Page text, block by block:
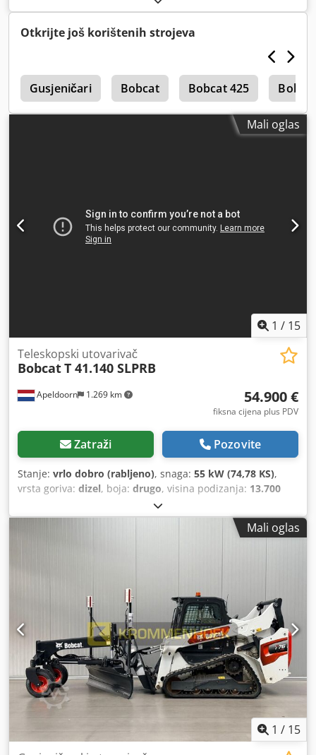
2023, radni sati:1.168 h, Oprema:klima-uređaj,
Otkrijte još korištenih strojeva
Gusjeničari Bobcat Bobcat 425
Mali oglas
1 / 15
Apeldoorn 1.269 km
Teleskopski utovarivač
BobcatT 41.140 SLPRB
54.900 €
fiksna cijena plus PDV
Zatraži Pozovite
Stanje: vrlo dobro (rabljeno), snaga: 55 kW (74,78 KS),
vrsta goriva: dizel, boja: drugo, visina podizanja: 13.700
, Godina izgradnje:
sati:1.210 h,
Mali oglas
1 / 15